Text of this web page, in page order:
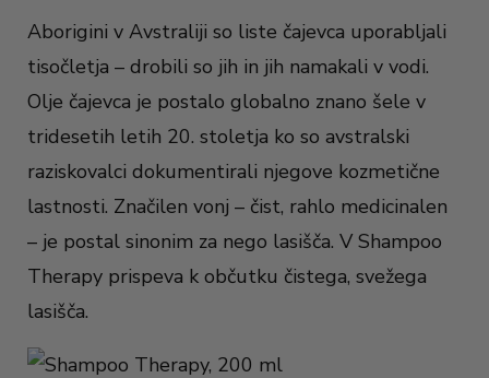
Aborigini v Avstraliji so liste čajevca uporabljali
tisočletja – drobili so jih in jih namakali v vodi.
Olje čajevca je postalo globalno znano šele v
tridesetih letih 20. stoletja ko so avstralski
raziskovalci dokumentirali njegove kozmetične
lastnosti. Značilen vonj – čist, rahlo medicinalen
– je postal sinonim za nego lasišča. V Shampoo
Therapy prispeva k občutku čistega, svežega
lasišča.